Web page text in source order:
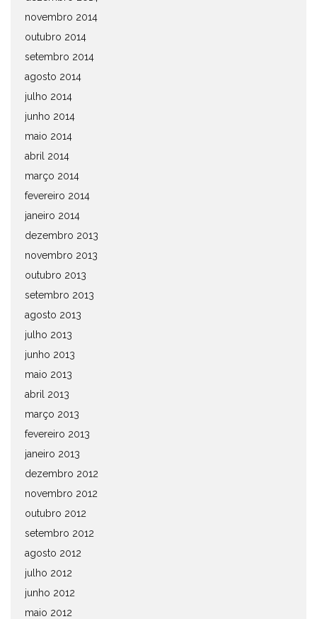
novembro 2014
outubro 2014
setembro 2014
agosto 2014
julho 2014
junho 2014
maio 2014
abril 2014
março 2014
fevereiro 2014
janeiro 2014
dezembro 2013
novembro 2013
outubro 2013
setembro 2013
agosto 2013
julho 2013
junho 2013
maio 2013
abril 2013
março 2013
fevereiro 2013
janeiro 2013
dezembro 2012
novembro 2012
outubro 2012
setembro 2012
agosto 2012
julho 2012
junho 2012
maio 2012